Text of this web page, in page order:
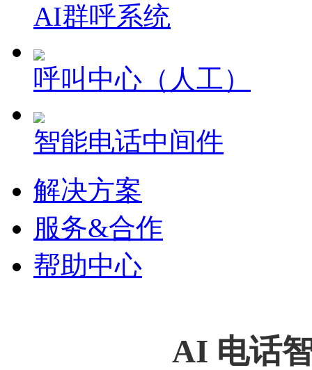
AI群呼系统
呼叫中心（人工）
智能电话中间件
解决方案
服务&合作
帮助中心
AI 电话